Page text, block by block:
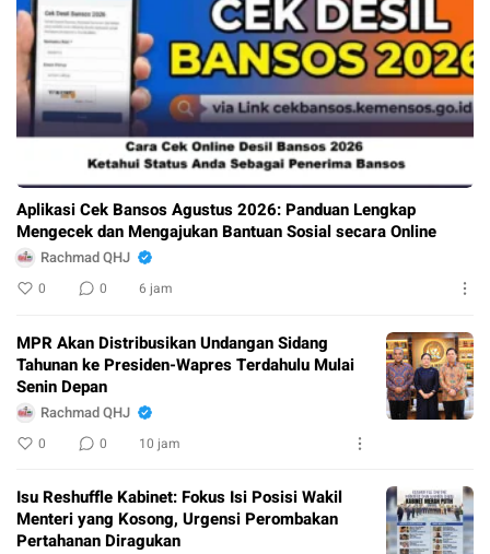
Aplikasi Cek Bansos Agustus 2026: Panduan Lengkap
Mengecek dan Mengajukan Bantuan Sosial secara Online
Rachmad QHJ
0 0 6 jam
MPR Akan Distribusikan Undangan Sidang
Tahunan ke Presiden-Wapres Terdahulu Mulai
Senin Depan
Rachmad QHJ
0 0 10 jam
Isu Reshuffle Kabinet: Fokus Isi Posisi Wakil
Menteri yang Kosong, Urgensi Perombakan
Pertahanan Diragukan